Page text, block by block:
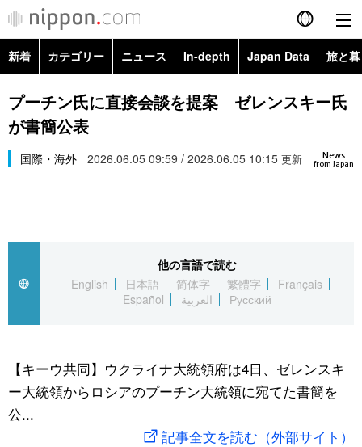
English
简体字
Русский
カテゴリー
経済・ビジネス
国際
文化
トップ
アーカイブ
In-depth
Japan Data
動画/Live
新着 カテゴリー ニュース In-depth Japan Data 旅と
政治・外交
経済・ビジネス
スポーツ・東京2020
Topics
プーチン氏に直接会談を提案 ゼレンスキー氏
が書簡公表
News
from Japan
国際・海外 2026.06.05 09:59 / 2026.06.05 10:15 更新
他の言語で読む
English
日本語 简体字 繁體字
Français
Español
العربية Русский
【キーウ共同】ウクライナ大統領府は4日、ゼレンスキ
ー大統領からロシアのプーチン大統領に宛てた書簡を
公...
記事全文を読む（外部サイト）